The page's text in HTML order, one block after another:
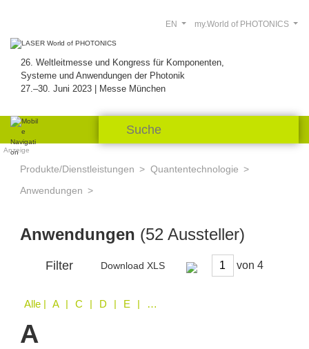
26. Weltleitmesse und Kongress für Komponenten,
Systeme und Anwendungen der Photonik
27.–30. Juni 2023 | Messe München
my.World of PHOTONICS
EN
Anzeige
Produkte/Dienstleistungen
Quantentechnologie
Anwendungen
Anwendungen (52 Aussteller)
Filter Download XLS von
Alle | A | C | D | E | F | H | I | K | L | M | O | P | Q | R | S | T | V
A